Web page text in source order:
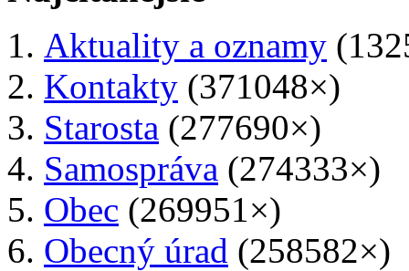
Aktuality a oznamy
Kontakty (371048×)
Starosta (277690×)
Samospráva (274333×)
Obec (269951×)
Obecný úrad (258582×)